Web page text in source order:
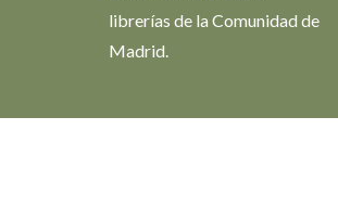
librerías de la Comunidad de
Madrid.